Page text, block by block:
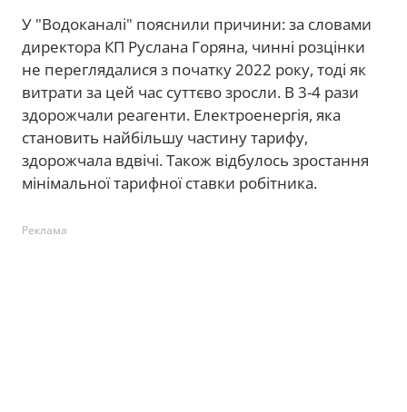
У "Водоканалі" пояснили причини: за словами
директора КП Руслана Горяна, чинні розцінки
не переглядалися з початку 2022 року, тоді як
витрати за цей час суттєво зросли. В 3-4 рази
здорожчали реагенти. Електроенергія, яка
становить найбільшу частину тарифу,
здорожчала вдвічі. Також відбулось зростання
мінімальної тарифної ставки робітника.
Реклама